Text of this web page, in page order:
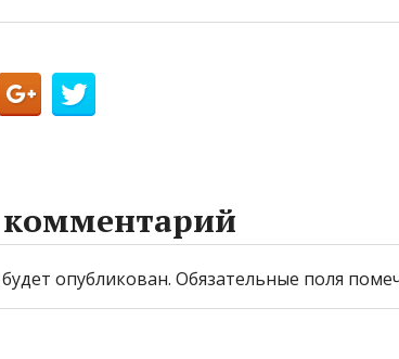
опубликован. Обязательные поля